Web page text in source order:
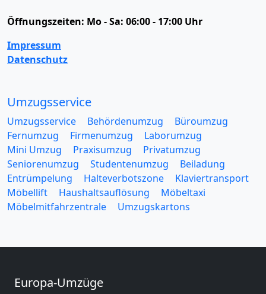
Öffnungszeiten: Mo - Sa: 06:00 - 17:00 Uhr
Impressum
Datenschutz
Umzugsservice
Umzugsservice Behördenumzug
Büroumzug
Fernumzug
Firmenumzug
Laborumzug
Mini Umzug
Praxisumzug
Privatumzug
Seniorenumzug
Studentenumzug
Beiladung
Entrümpelung
Halteverbotszone
Klaviertransport
Möbellift
Haushaltsauflösung
Möbeltaxi
Möbelmitfahrzentrale
Umzugskartons
Europa-Umzüge